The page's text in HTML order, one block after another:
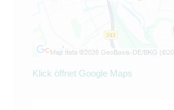
Klick öffnet Google Maps